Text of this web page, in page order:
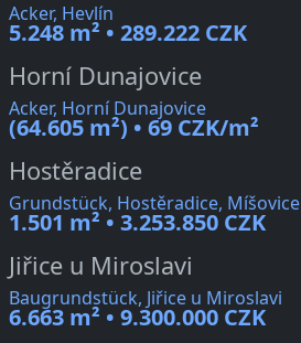
Acker, Hevlín
5.248 m² • 289.222 CZK
Horní Dunajovice
Acker, Horní Dunajovice
(64.605 m²) • 69 CZK/m²
Hostěradice
Grundstück, Hostěradice, Míšovice
1.501 m² • 3.253.850 CZK
Jiřice u Miroslavi
Baugrundstück, Jiřice u Miroslavi
6.663 m² • 9.300.000 CZK